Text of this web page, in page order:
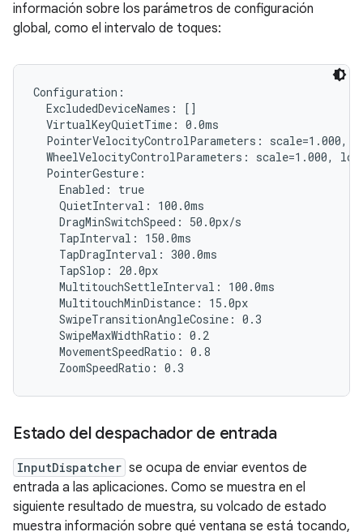
información sobre los parámetros de configuración
global, como el intervalo de toques:
Configuration:
  ExcludedDeviceNames: []
  VirtualKeyQuietTime: 0.0ms
PointerVelocityControlParameters: scale=1.000,
WheelVelocityControlParameters: scale=1.000,
  PointerGesture:
    Enabled: true
    QuietInterval: 100.0ms
    DragMinSwitchSpeed: 50.0px/s
    TapInterval: 150.0ms
    TapDragInterval: 300.0ms
    TapSlop: 20.0px
    MultitouchSettleInterval: 100.0ms
    MultitouchMinDistance: 15.0px
    SwipeTransitionAngleCosine: 0.3
    SwipeMaxWidthRatio: 0.2
    MovementSpeedRatio: 0.8
Estado del despachador de entrada
InputDispatcher se ocupa de enviar eventos de
entrada a las aplicaciones. Como se muestra en el
siguiente resultado de muestra, su volcado de estado
muestra información sobre qué ventana se está tocando,